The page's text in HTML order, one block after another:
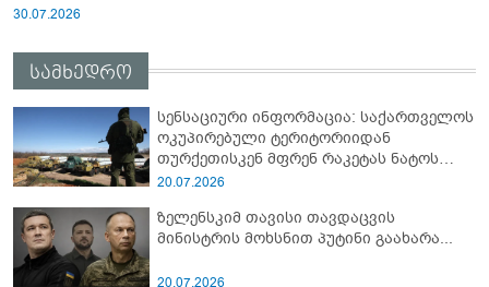
30.07.2026
სამხედრო
სენსაციური ინფორმაცია: საქართველოს
ოკუპირებული ტერიტორიიდან
თურქეთისკენ მფრენ რაკეტას ნატოს
სამიტი კინაღამ ჩაუშლია
20.07.2026
ზელენსკიმ თავისი თავდაცვის
მინისტრის მოხსნით პუტინი გაახარა...
20.07.2026